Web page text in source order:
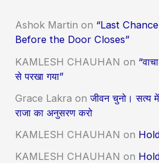
Ashok Martin on “Last
Before the Door Closes”
KAMLESH CHAUHAN on
से परखा गया”
Grace Lakra onजीवन चुनो। सत्य
राजा का अनुसरण करो
KAMLESH CHAUHAN on
KAMLESH CHAUHAN on